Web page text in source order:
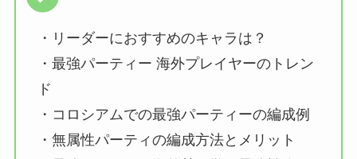
・リーダーにおすすめのキャラは？
・最強パーティー 海外プレイヤーのトレン
ド
・コロシアムでの最強パーティーの編成例
・無属性パーティの編成方法とメリット